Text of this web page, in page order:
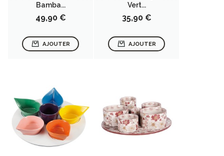
Bamba...
Prix
49,90 €
AJOUTER
Vert...
Prix
35,90 €
AJOUTER